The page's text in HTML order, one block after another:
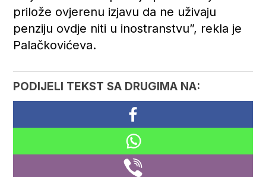
prilože ovjerenu izjavu da ne uživaju
penziju ovdje niti u inostranstvu”, rekla je
Palačkovićeva.
PODIJELI TEKST SA DRUGIMA NA: